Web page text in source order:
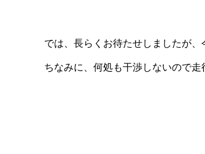
では、長らくお待たせしましたが、
ちなみに、何処も干渉しないので